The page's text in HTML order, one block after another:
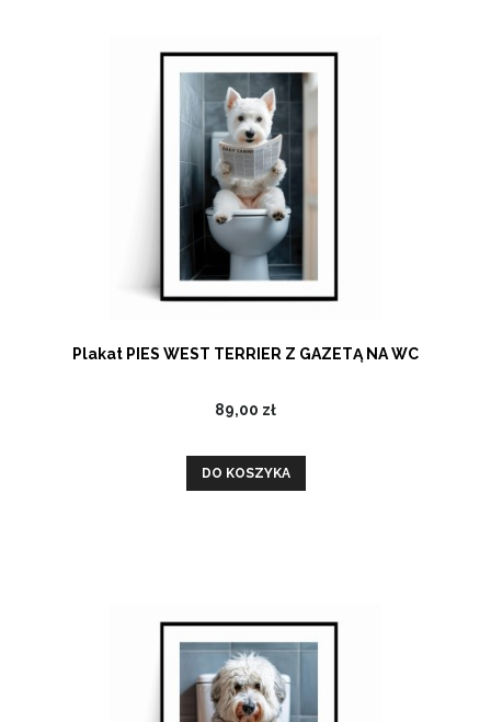
Plakat PIES WEST TERRIER Z GAZETĄ NA WC
89,00 zł
DO KOSZYKA